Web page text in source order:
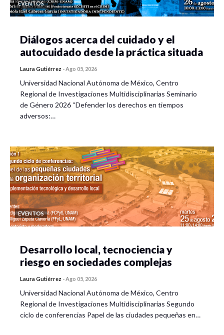
EVENTOS
Diálogos acerca del cuidado y el
autocuidado desde la práctica situada
Laura Gutiérrez -Ago 05, 2026
Universidad Nacional Autónoma de México, Centro
Regional de Investigaciones Multidisciplinarias Seminario
de Género 2026 “Defender los derechos en tiempos
adversos:…
EVENTOS
Desarrollo local, tecnociencia y
riesgo en sociedades complejas
Laura Gutiérrez -Ago 05, 2026
Universidad Nacional Autónoma de México, Centro
Regional de Investigaciones Multidisciplinarias Segundo
ciclo de conferencias Papel de las ciudades pequeñas en…